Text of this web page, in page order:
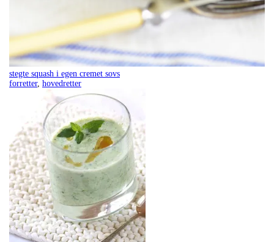
stegte squash i egen cremet sovs
forretter, hovedretter